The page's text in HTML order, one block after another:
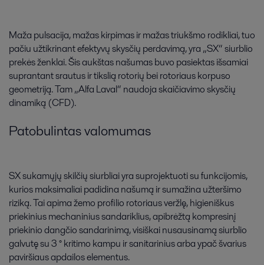
Maža pulsacija, mažas kirpimas ir mažas triukšmo rodikliai, tuo
pačiu užtikrinant efektyvų skysčių perdavimą, yra „SX“ siurblio
prekės ženklai. Šis aukštas našumas buvo pasiektas išsamiai
suprantant srautus ir tikslią rotorių bei rotoriaus korpuso
geometriją. Tam „Alfa Laval“ naudoja skaičiavimo skysčių
dinamiką (CFD).
Patobulintas valomumas
SX sukamųjų skilčių siurbliai yra suprojektuoti su funkcijomis,
kurios maksimaliai padidina našumą ir sumažina užteršimo
riziką. Tai apima žemo profilio rotoriaus veržlę, higieniškus
priekinius mechaninius sandariklius, apibrėžtą kompresinį
priekinio dangčio sandarinimą, visiškai nusausinamą siurblio
galvutę su 3 ° kritimo kampu ir sanitarinius arba ypač švarius
paviršiaus apdailos elementus.